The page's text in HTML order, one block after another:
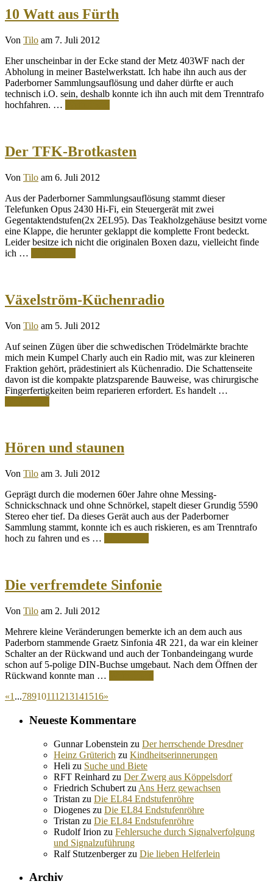
10 Watt aus Fürth
Von Tilo am 7. Juli 2012
Eher unscheinbar in der Ecke stand der Metz 403WF nach der
Abholung in meiner Bastelwerkstatt. Ich habe ihn auch aus der
Paderborner Sammlungsauflösung und daher dürfte er auch
technisch i.O. sein, deshalb konnte ich ihn auch mit dem Trenntrafo
hochfahren. …
Der TFK-Brotkasten
Von Tilo am 6. Juli 2012
Aus der Paderborner Sammlungsauflösung stammt dieser
Telefunken Opus 2430 Hi-Fi, ein Steuergerät mit zwei
Gegentaktendstufen(2x 2EL95). Das Teakholzgehäuse besitzt vorne
eine Klappe, die herunter geklappt die komplette Front bedeckt.
Leider besitze ich nicht die originalen Boxen dazu, vielleicht finde
ich …
Växelström-Küchenradio
Von Tilo am 5. Juli 2012
Auf seinen Zügen über die schwedischen Trödelmärkte brachte
mich mein Kumpel Charly auch ein Radio mit, was zur kleineren
Fraktion gehört, prädestiniert als Küchenradio. Die Schattenseite
davon ist die kompakte platzsparende Bauweise, was chirurgische
Fingerfertigkeiten beim reparieren erfordert. Es handelt …
Hören und staunen
Von Tilo am 3. Juli 2012
Geprägt durch die modernen 60er Jahre ohne Messing-
Schnickschnack und ohne Schnörkel, stapelt dieser Grundig 5590
Stereo eher tief. Da dieses Gerät auch aus der Paderborner
Sammlung stammt, konnte ich es auch riskieren, es am Trenntrafo
hoch zu fahren und es …
Die verfremdete Sinfonie
Von Tilo am 2. Juli 2012
Mehrere kleine Veränderungen bemerkte ich an dem auch aus
Paderborn stammende Graetz Sinfonia 4R 221, da war ein kleiner
Schalter an der Rückwand und auch der Tonbandeingang wurde
schon auf 5-polige DIN-Buchse umgebaut. Nach dem Öffnen der
Rückwand konnte man …
«1 ...78910111213141516»
Neueste Kommentare
Gunnar Lobenstein zu Der herrschende Dresdner
Heinz Grüterich zu Kindheitserinnerungen
Heli zu Suche und Biete
RFT Reinhard zu Der Zwerg aus Köppelsdorf
Friedrich Schubert zu Ans Herz gewachsen
Tristan zu Die EL84 Endstufenröhre
Diogenes zu Die EL84 Endstufenröhre
Tristan zu Die EL84 Endstufenröhre
Rudolf Irion zu Fehlersuche durch Signalverfolgung
und Signalzuführung
Ralf Stutzenbergerzu Die lieben Helferlein
Archiv